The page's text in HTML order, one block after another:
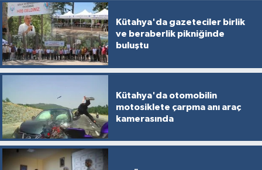
Kütahya'da gazeteciler birlik
ve beraberlik pikniğinde
buluştu
Kütahya'da otomobilin
motosiklete çarpma anı araç
kamerasında
Yemek Tarifleri